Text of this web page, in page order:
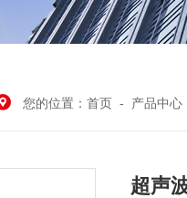
您的位置： 首页 - 产品中心
超声